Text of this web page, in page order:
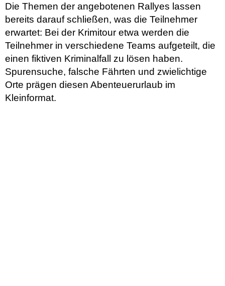
Die Themen der angebotenen Rallyes lassen
bereits darauf schließen, was die Teilnehmer
erwartet: Bei der Krimitour etwa werden die
Teilnehmer in verschiedene Teams aufgeteilt, die
einen fiktiven Kriminalfall zu lösen haben.
Spurensuche, falsche Fährten und zwielichtige
Orte prägen diesen Abenteuerurlaub im
Kleinformat.